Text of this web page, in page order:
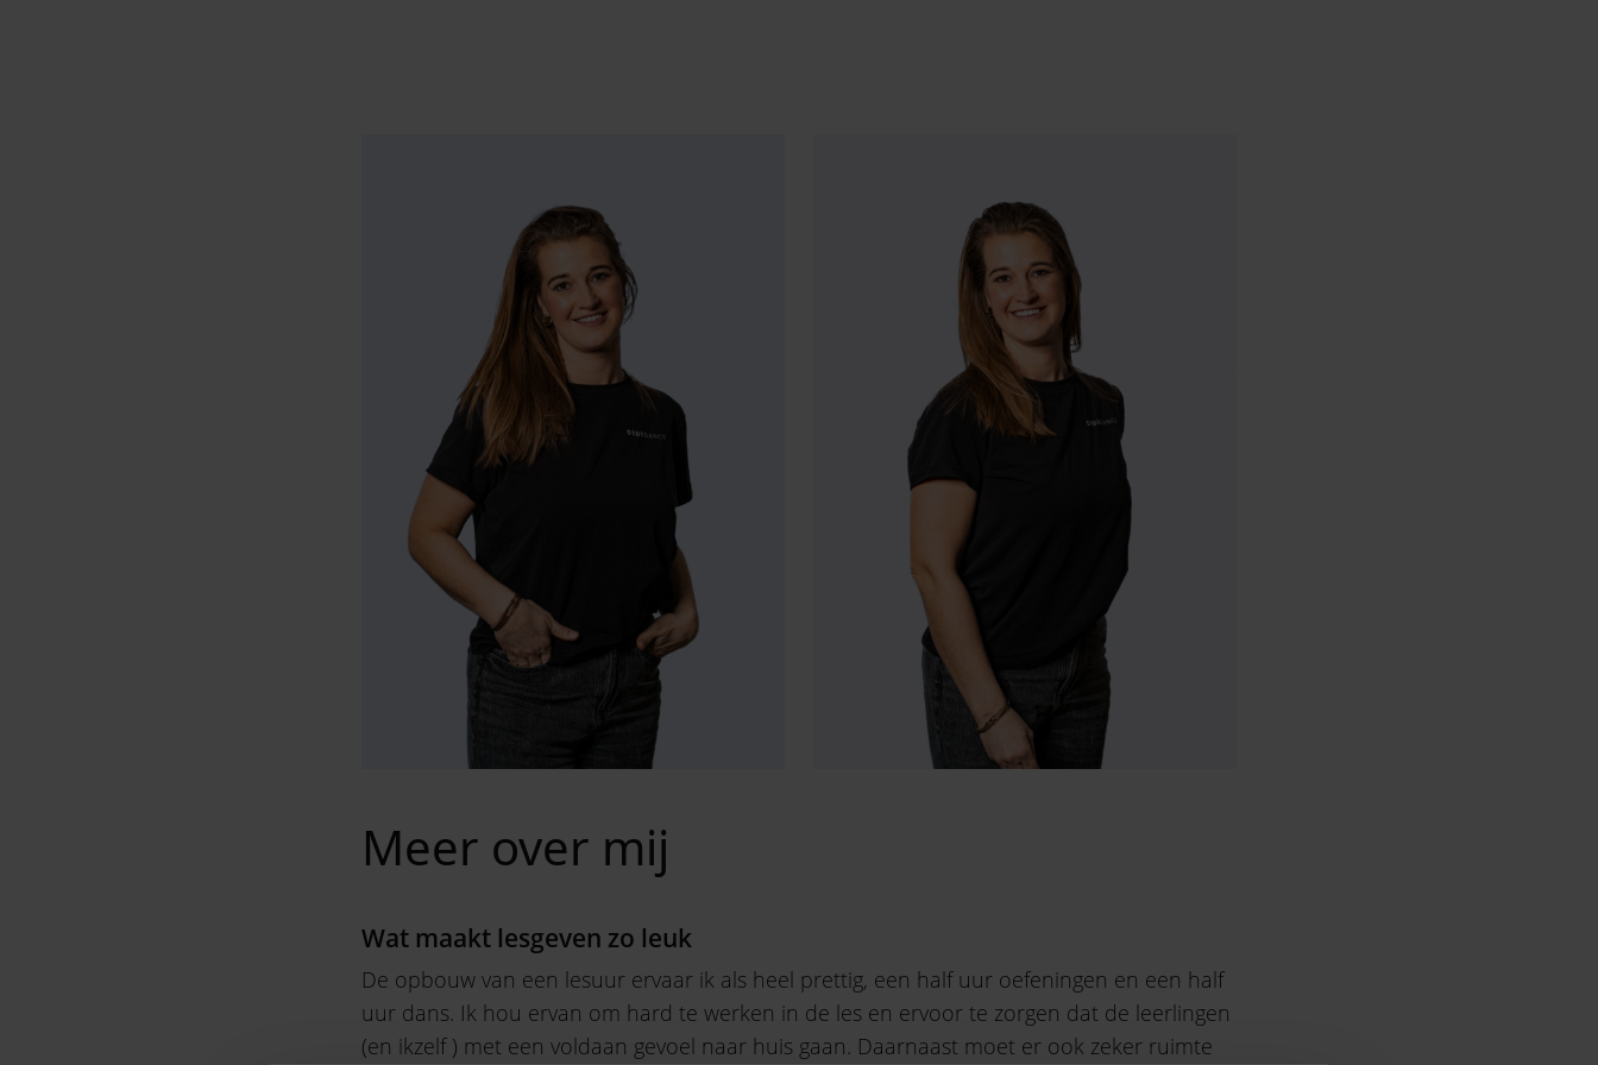
Meer over mij
Wat maakt lesgeven zo leuk
De opbouw van een lesuur ervaar ik als heel prettig, een half uur oefeningen en een half
uur dans. Ik hou ervan om hard te werken in de les en ervoor te zorgen dat de leerlingen
(en ikzelf ) met een voldaan gevoel naar huis gaan. Daarnaast moet er ook zeker ruimte